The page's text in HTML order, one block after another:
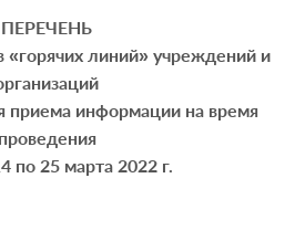
ПЕРЕЧЕНЬ
линий» учреждений и
приема информации на время
проведения
по 25 марта 2022 г.